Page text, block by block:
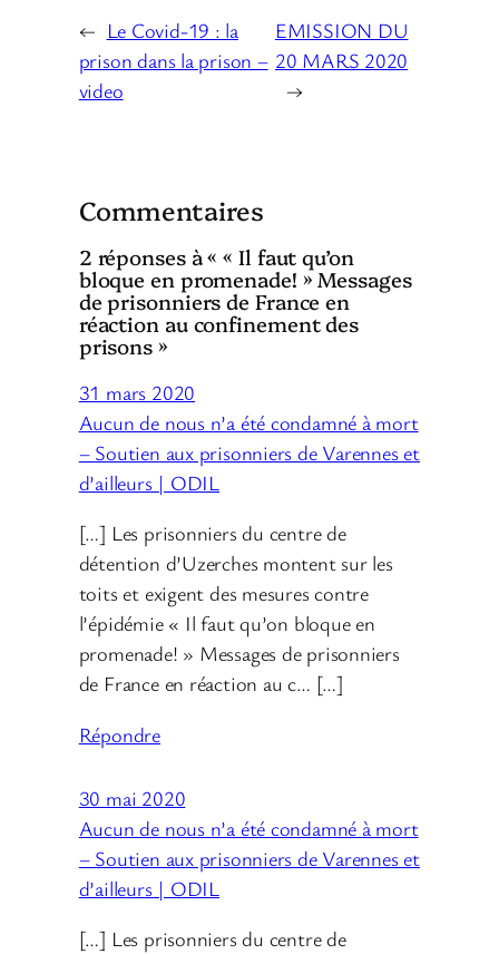
← Le Covid-19 : la
prison dans la prison –
video
EMISSION DU
20 MARS 2020
→
Commentaires
2 réponses à « « Il faut qu’on
bloque en promenade! » Messages
de prisonniers de France en
réaction au confinement des
prisons »
31 mars 2020
Aucun de nous n’a été condamné à mort
– Soutien aux prisonniers de Varennes et
d’ailleurs | ODIL
[…] Les prisonniers du centre de
détention d’Uzerches montent sur les
toits et exigent des mesures contre
l’épidémie « Il faut qu’on bloque en
promenade! » Messages de prisonniers
de France en réaction au c… […]
Répondre
30 mai 2020
Aucun de nous n’a été condamné à mort
– Soutien aux prisonniers de Varennes et
d’ailleurs | ODIL
[…] Les prisonniers du centre de